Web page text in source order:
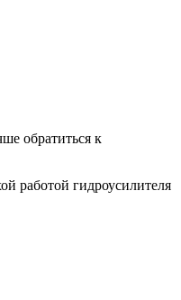
обратиться к
работой гидроусилителя